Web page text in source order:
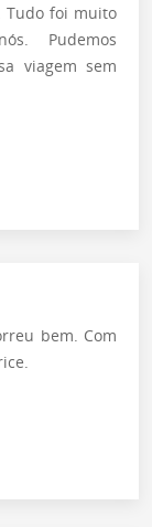
Tudo foi muito
Pudemos
viagem sem
bem. Com